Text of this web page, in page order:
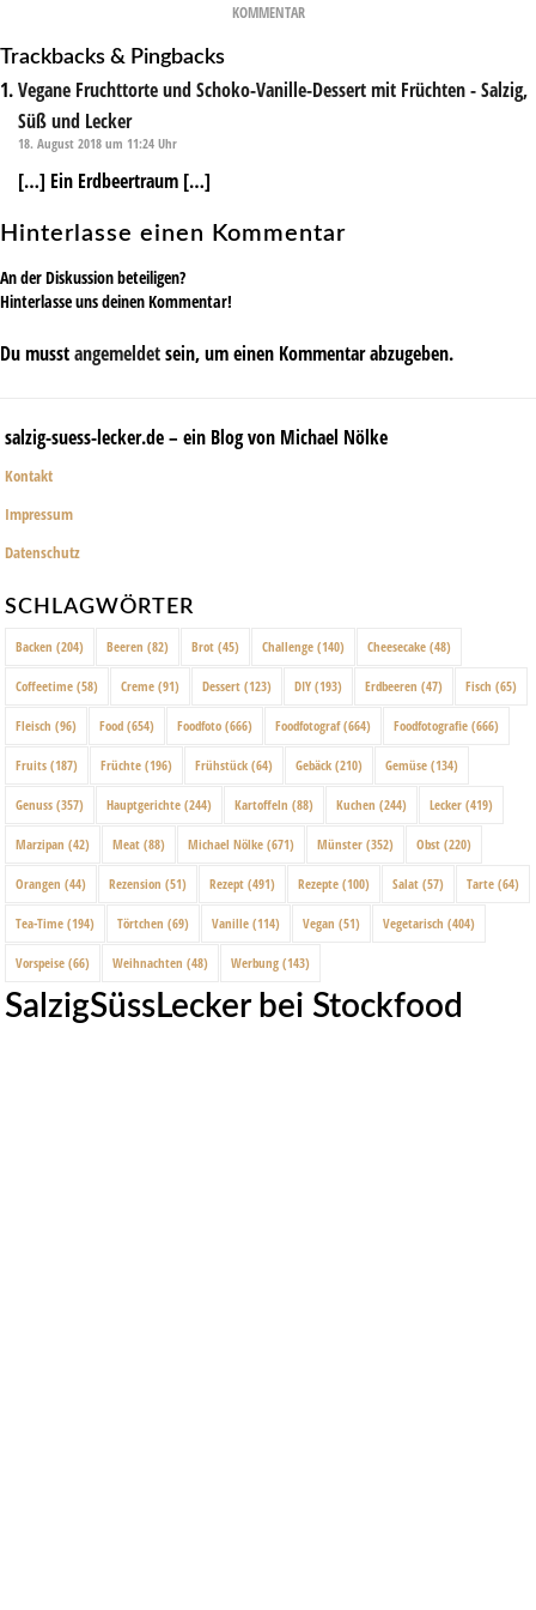
KOMMENTAR
Trackbacks & Pingbacks
Vegane Fruchttorte und Schoko-Vanille-Dessert mit Früchten - Salzig,
Süß und Lecker
18. August 2018 um 11:24 Uhr
[…] Ein Erdbeertraum […]
Hinterlasse einen Kommentar
An der Diskussion beteiligen?
Hinterlasse uns deinen Kommentar!
Du musstangemeldetsein, um einen Kommentar abzugeben.
salzig-suess-lecker.de – ein Blog von Michael Nölke
Kontakt
Impressum
Datenschutz
SCHLAGWÖRTER
Backen (204) Beeren (82) Brot (45) Challenge (140) Cheesecake (48)
Coffeetime (58) Creme (91) Dessert (123) DIY (193) Erdbeeren (47) Fisch (65)
Fleisch (96) Food (654) Foodfoto (666) Foodfotograf(664) Foodfotografie (666)
Fruits (187) Früchte (196) Frühstück (64) Gebäck (210) Gemüse (134)
Genuss (357) Hauptgerichte (244) Kartoffeln (88) Kuchen (244) Lecker (419)
Marzipan (42) Meat (88) Michael Nölke (671) Münster (352) Obst (220)
Orangen (44) Rezension (51) Rezept (491) Rezepte (100) Salat (57) Tarte (64)
Tea-Time (194) Törtchen (69) Vanille (114) Vegan (51) Vegetarisch (404)
Vorspeise (66) Weihnachten (48) Werbung (143)
SalzigSüssLecker bei Stockfood